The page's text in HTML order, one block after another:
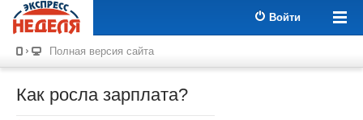
Войти
Полная версия сайта
Как росла зарплата?